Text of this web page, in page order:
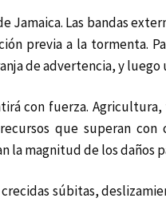
Jamaica. Las bandas
previa a la tormenta.
de advertencia, y luego
con fuerza.
que superan
la magnitud de los daños
súbitas,